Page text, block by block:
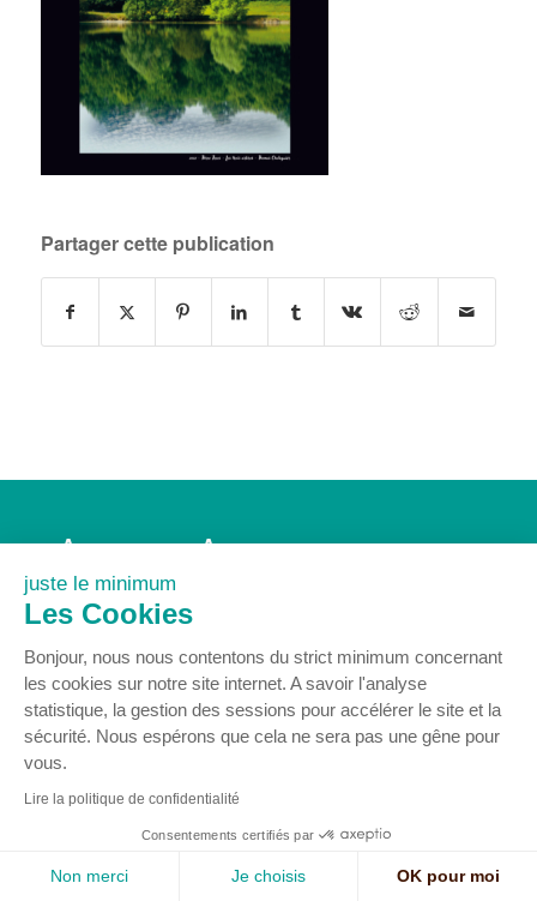
Partager cette publication
Accueil Association
Agenda
Nous rejoindre
Mentions légales
© COPYRIGHT 2024 - Centre Permanent d’Initiatives pour l’Environnement
Pays Gersois
-Création : SID-Networks/ Tous droits réservés CPIE PAYS
GERSOIS -
Studio à Table-Enfold Theme by Kriesi
juste le minimum
Les Cookies
Bonjour, nous nous contentons du strict minimum concernant
les cookies sur notre site internet. A savoir l'analyse
statistique, la gestion des sessions pour accélérer le site et la
sécurité. Nous espérons que cela ne sera pas une gêne pour
vous.
Lire la politique de confidentialité
Consentements certifiés par
Non merci Je choisis OK pour moi